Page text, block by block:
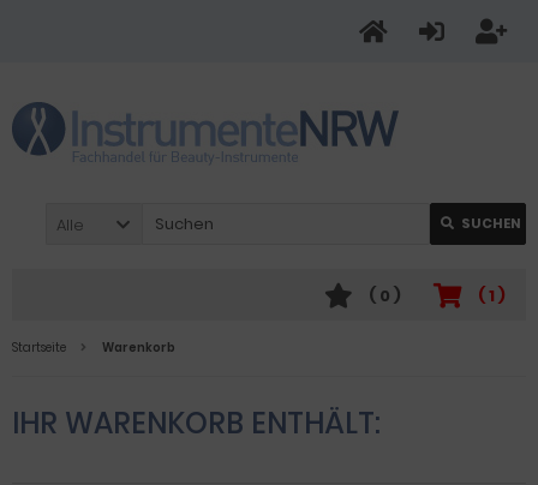
Alle SUCHEN
( 1 )
( 0 )
Startseite Warenkorb
IHR WARENKORB ENTHÄLT: